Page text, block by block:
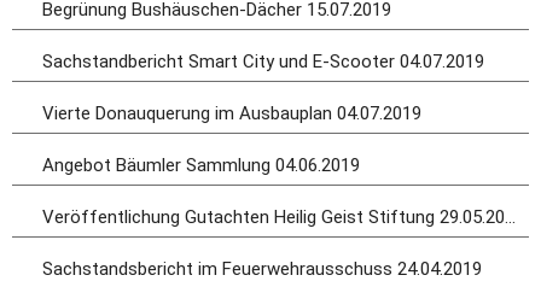
Begrünung Bushäuschen-Dächer 15.07.2019
Sachstandbericht Smart City und E-Scooter 04.07.2019
Vierte Donauquerung im Ausbauplan 04.07.2019
Angebot Bäumler Sammlung 04.06.2019
Veröffentlichung Gutachten Heilig Geist Stiftung 29.05.2019
Sachstandsbericht im Feuerwehrausschuss 24.04.2019